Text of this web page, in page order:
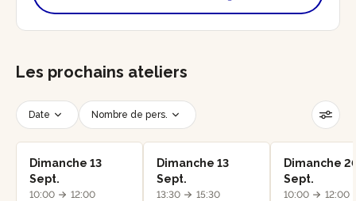
Les prochains ateliers
Date Nombre de pers.
Créneau horaire Réinitialiser les filtres
Dimanche 13
Sept.
10:00
12:00
Dimanche 13
Sept.
13:30
15:30
Dimanche
Sept.
10:00
12:00